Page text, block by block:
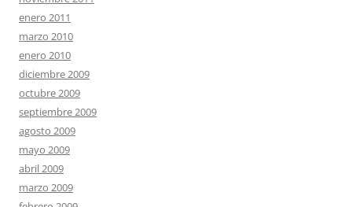
enero 2011
marzo 2010
enero 2010
diciembre 2009
octubre 2009
septiembre 2009
agosto 2009
mayo 2009
abril 2009
marzo 2009